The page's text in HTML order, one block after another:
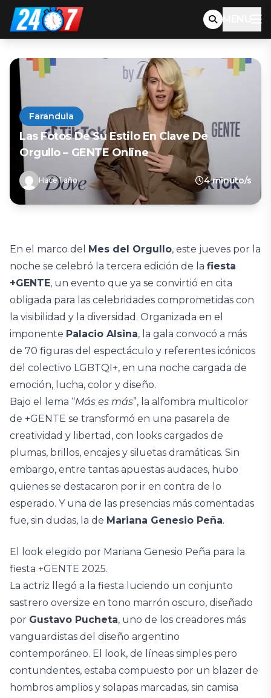
MENU
Farandula
Las Fotos De Su Estilo En Clave De
Orgullo – GENTE Online
Hace 1 año 4 minuto/s
En el marco del Mes del Orgullo, este jueves por la
noche se celebró la tercera edición de la fiesta
+GENTE, un evento que ya se convirtió en cita
obligada para las celebridades comprometidas con
la visibilidad y la diversidad. Organizada en el
imponente Palacio Alsina, la gala convocó a más
de 70 figuras del espectáculo y referentes icónicos
del colectivo LGBTQI+, en una noche cargada de
emoción, lucha, color y diseño.
Bajo el lema “Más es más”, la alfombra multicolor
de +GENTE se transformó en una pasarela de
creatividad y libertad, con looks cargados de
plumas, brillos, encajes y siluetas dramáticas. Sin
embargo, entre tantas apuestas audaces, hubo
quienes se destacaron por ir en contra de lo
esperado. Y una de las presencias más comentadas
fue, sin dudas, la de Mariana Genesio Peña.
El look elegido por Mariana Genesio Peña para la
fiesta +GENTE 2025.
La actriz llegó a la fiesta luciendo un conjunto
sastrero oversize en tono marrón oscuro, diseñado
por Gustavo Pucheta, uno de los creadores más
vanguardistas del diseño argentino
contemporáneo. El look, de líneas simples pero
contundentes, estaba compuesto por un blazer de
hombros amplios y solapas marcadas, sin camisa